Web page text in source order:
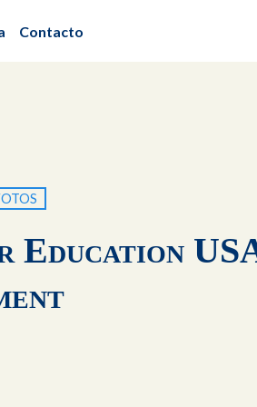
Contacto